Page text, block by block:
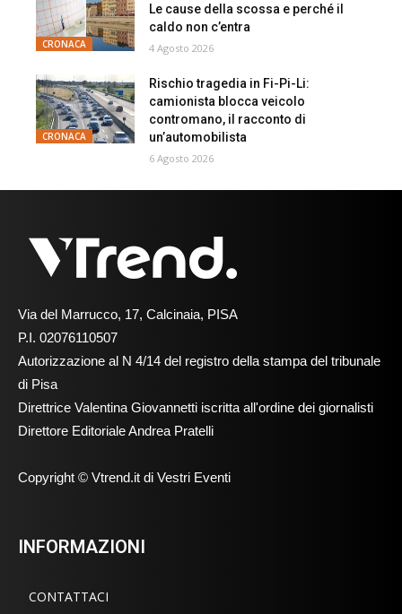
CRONACA
Le cause della scossa e perché il
caldo non c’entra
4 Agosto 2026
CRONACA
Rischio tragedia in Fi-Pi-Li:
camionista blocca veicolo
contromano, il racconto di
un’automobilista
6 Agosto 2026
Via del Marrucco, 17, Calcinaia, PISA
P.I. 02076110507
Autorizzazione al N 4/14 del registro della stampa del tribunale
di Pisa
Direttrice Valentina Giovannetti iscritta all'ordine dei giornalisti
Direttore Editoriale Andrea Pratelli
Copyright © Vtrend.it di Vestri Eventi
INFORMAZIONI
CONTATTACI